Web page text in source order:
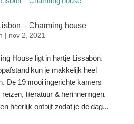
– Charming house
| nov 2, 2021
House ligt in hartje Lissabon.
kun je makkelijk heel
De 19 mooi ingerichte kamers
literatuur & herinneringen.
heerlijk ontbijt zodat je de dag...